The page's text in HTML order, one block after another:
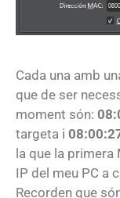
Cada una amb
que de ser
moment són:
targeta i
la que la primera
IP del meu PC a
Recorden que